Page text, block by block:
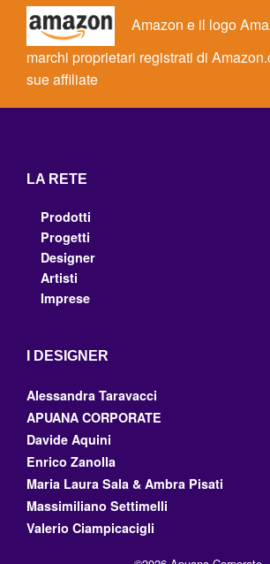
Amazon e il logo
marchi proprietari registrati di
sue affiliate
LA RETE
Prodotti
Progetti
Designer
Artisti
Imprese
I DESIGNER
Alessandra Taravacci
APUANA CORPORATE
Davide Aquini
Enrico Zanolla
Maria Laura Sala & Ambra Pisati
Massimiliano Settimelli
Valerio Ciampicacigli